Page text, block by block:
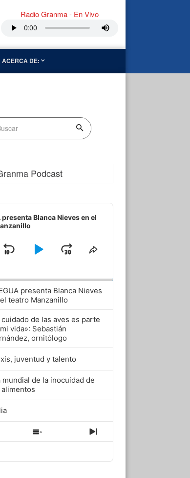
Radio Granma - En Vivo
ACERCA DE:
Podcast
presenta Blanca Nieves en el
SkipPlayJumpShare
presenta Blanca Nieves
teatro Manzanillo
cuidado de las aves es parte
vida»: Sebastián
ornitólogo
juventud y talento
mundial de la inocuidad de
alimentos
Show
Episodes
Next
Episode